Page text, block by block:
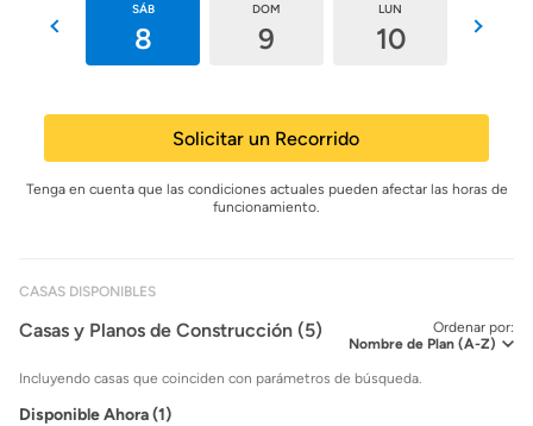
SÁB
8
DOM
9
LUN
10
Solicitar un Recorrido
Tenga en cuenta que las condiciones actuales pueden afectar las horas de
funcionamiento.
CASAS DISPONIBLES
Ordenar por:
Casas y Planos de Construcción (5)
Incluyendo casas que coinciden con parámetros de búsqueda.
Disponible Ahora (1)